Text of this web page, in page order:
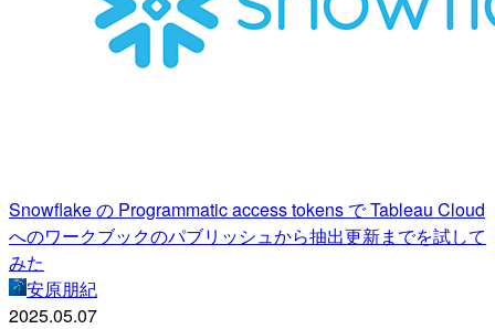
Snowflake の Programmatic access tokens で Tableau Cloud
へのワークブックのパブリッシュから抽出更新までを試して
みた
安原朋紀
2025.05.07